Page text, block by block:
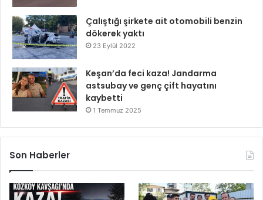
Çalıştığı şirkete ait otomobili benzin
dökerek yaktı
23 Eylül 2022
Keşan’da feci kaza! Jandarma
astsubay ve genç çift hayatını
kaybetti
1 Temmuz 2025
Son Haberler